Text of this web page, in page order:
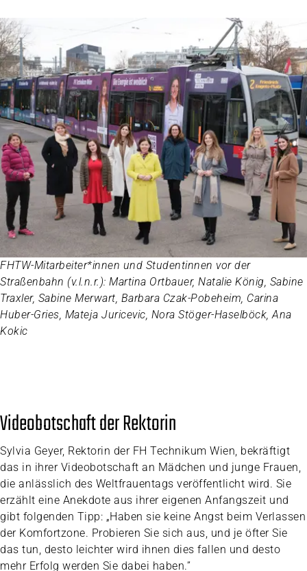
FHTW-Mitarbeiter*innen und Studentinnen vor der
Straßenbahn (v.l.n.r.): Martina Ortbauer, Natalie König, Sabine
Traxler, Sabine Merwart, Barbara Czak-Pobeheim, Carina
Huber-Gries, Mateja Juricevic, Nora Stöger-Haselböck, Ana
Kokic
Videobotschaft der Rektorin
Sylvia Geyer, Rektorin der FH Technikum Wien, bekräftigt
das in ihrer Videobotschaft an Mädchen und junge Frauen,
die anlässlich des Weltfrauentags veröffentlicht wird. Sie
erzählt eine Anekdote aus ihrer eigenen Anfangszeit und
gibt folgenden Tipp: „Haben sie keine Angst beim Verlassen
der Komfortzone. Probieren Sie sich aus, und je öfter Sie
das tun, desto leichter wird ihnen dies fallen und desto
mehr Erfolg werden Sie dabei haben.”